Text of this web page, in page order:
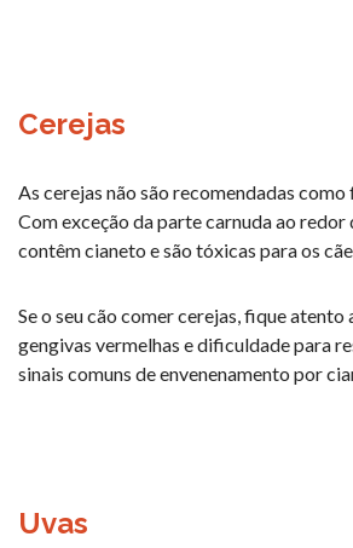
Cerejas
As cerejas não são recomendadas
Com exceção da parte carnuda ao redor
contêm cianeto e são tóxicas para os
Se o seu cão comer cerejas, fique atento
gengivas vermelhas e dificuldade para
sinais comuns de envenenamento por
Uvas